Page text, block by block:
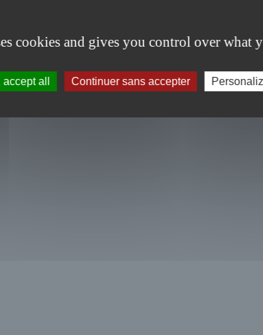
cookies and gives you control over what
all Continuer sans accepter